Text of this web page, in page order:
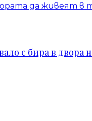
да живеят в
с бира в двора